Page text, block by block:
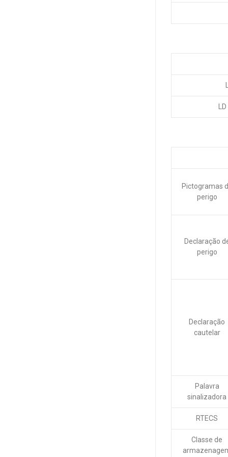
Pictogramas
perigo
Declaração
perigo
Declaração
cautelar
Palavra
sinalizadora
RTECS
Classe de